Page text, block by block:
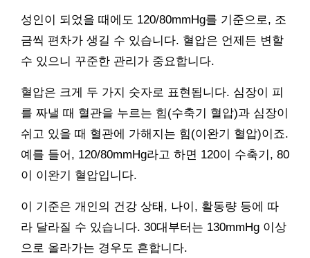
성인이 되었을 때에도 120/80mmHg를 기준으로, 조
금씩 편차가 생길 수 있습니다. 혈압은 언제든 변할
수 있으니 꾸준한 관리가 중요합니다.
혈압은 크게 두 가지 숫자로 표현됩니다. 심장이 피
를 짜낼 때 혈관을 누르는 힘(수축기 혈압)과 심장이
쉬고 있을 때 혈관에 가해지는 힘(이완기 혈압)이죠.
예를 들어, 120/80mmHg라고 하면 120이 수축기, 80
이 이완기 혈압입니다.
이 기준은 개인의 건강 상태, 나이, 활동량 등에 따
라 달라질 수 있습니다. 30대부터는 130mmHg 이상
으로 올라가는 경우도 흔합니다.